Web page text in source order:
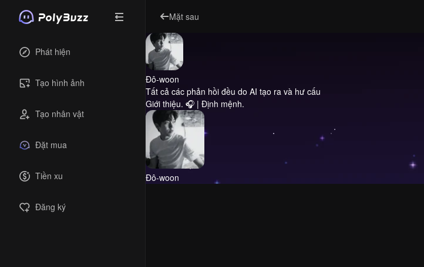
Phát hiện
Tạo hình ảnh
Tạo nhân vật
Đặt mua
Tiền xu
Đăng ký
Mặt sau
Đô-woon
Tất cả các phản hồi đều do AI tạo ra và hư cấu
Giới thiệu. 🎧 | Định mệnh.
Đô-woon